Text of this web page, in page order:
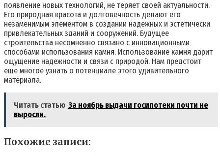
появление новых технологий, не теряет своей актуальности.
Его природная красота и долговечность делают его
незаменимым элементом в создании надежных и эстетически
привлекательных зданий и сооружений. Будущее
строительства несомненно связано с инновационными
способами использования камня. Использование камня дарит
ощущение надежности и связи с природой. Нам предстоит
еще многое узнать о потенциале этого удивительного
материала.
Читать статью За ноябрь выдачи госипотеки почти не
выросли.
Похожие записи: